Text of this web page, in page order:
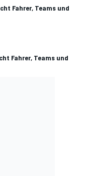
Fahrer, Teams und
Fahrer, Teams und